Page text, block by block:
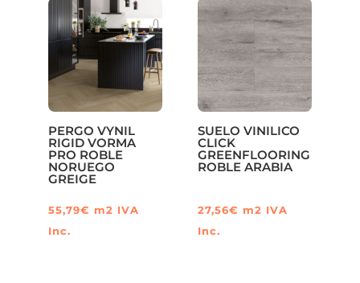
PERGO VYNIL
RIGID VORMA
PRO ROBLE
NORUEGO
GREIGE
55,79€ m2 IVA
Inc.
SUELO VINILICO
CLICK
GREENFLOORING
ROBLE ARABIA
27,56€ m2 IVA
Inc.